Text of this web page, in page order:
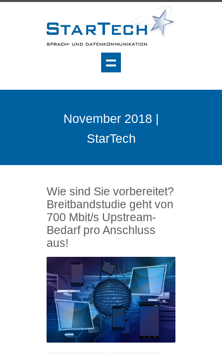
November 2018 |
StarTech
Wie sind Sie vorbereitet?
Breitbandstudie geht von
700 Mbit/s Upstream-
Bedarf pro Anschluss
aus!